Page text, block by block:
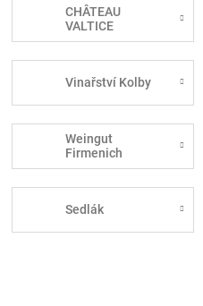
CHÂTEAU
VALTICE
Vinařství Kolby
Weingut
Firmenich
Sedlák